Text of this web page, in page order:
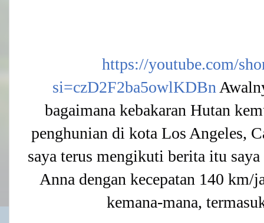
https://youtube.com/
si=czD2F2ba5owlKDBn
bagaimana kebakaran Hutan
penghunian di kota Los Angeles,
saya terus mengikuti berita itu saya
Anna dengan kecepatan 140
kemana-mana,